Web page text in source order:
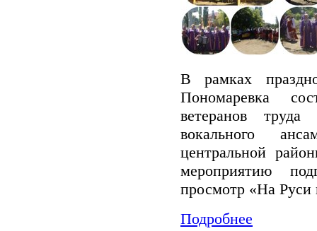
В рамках
Пономаревка
ветеранов
вокального
центральной
мероприятию
просмотр «На Руси
Подробнее